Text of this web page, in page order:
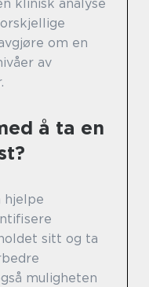
klinisk analyse
om en
av
å ta en
hjelpe
sitt og ta
muligheten